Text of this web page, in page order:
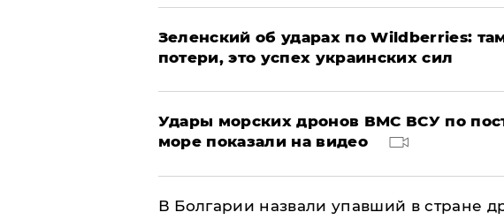
Зеленский об ударах по Wildberries:
потери, это успех украинских сил
Удары морских дронов ВМС ВСУ по
море показали на видео
В Болгарии назвали упавший в стране